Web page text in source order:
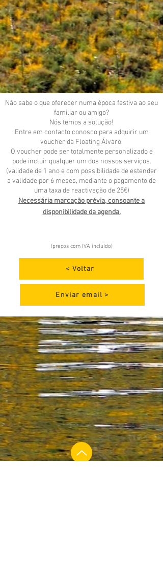
Não sabe o que oferecer numa época festiva ao seu
familiar ou amigo?
Nós temos a solução!
Entre em contacto conosco para adquirir um
voucher da Floating Álvaro.
O voucher pode ser totalmente personalizado e
pode incluir qualquer um dos nossos serviços.
(validade de 1 ano e com possibilidade de estender
a validade por 6 meses, mediante o pagamento de
uma taxa de reactivação de 25€)
Necessária marcação prévia, consoante a
disponibilidade da agenda.
(preços com IVA incluído)
< Voltar
Enviar email >